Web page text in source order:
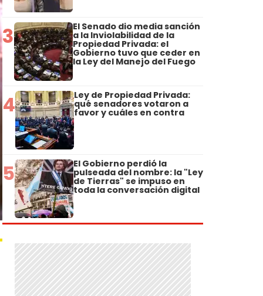
3 El Senado dio media sanción
a la Inviolabilidad de la
Propiedad Privada: el
Gobierno tuvo que ceder en
la Ley del Manejo del Fuego
4 Ley de Propiedad Privada:
qué senadores votaron a
favor y cuáles en contra
5 El Gobierno perdió la
pulseada del nombre: la "Ley
de Tierras" se impuso en
toda la conversación digital